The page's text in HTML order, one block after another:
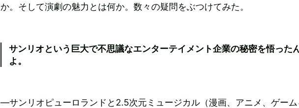
か。そして演劇の魅力とは何か。数々の疑問をぶつけてみた。
サンリオという巨大で不思議なエンターテイメント企業の秘密を悟った
よ。
―サンリオピューロランドと2.5次元ミュージカル（漫画、アニメ、ゲー